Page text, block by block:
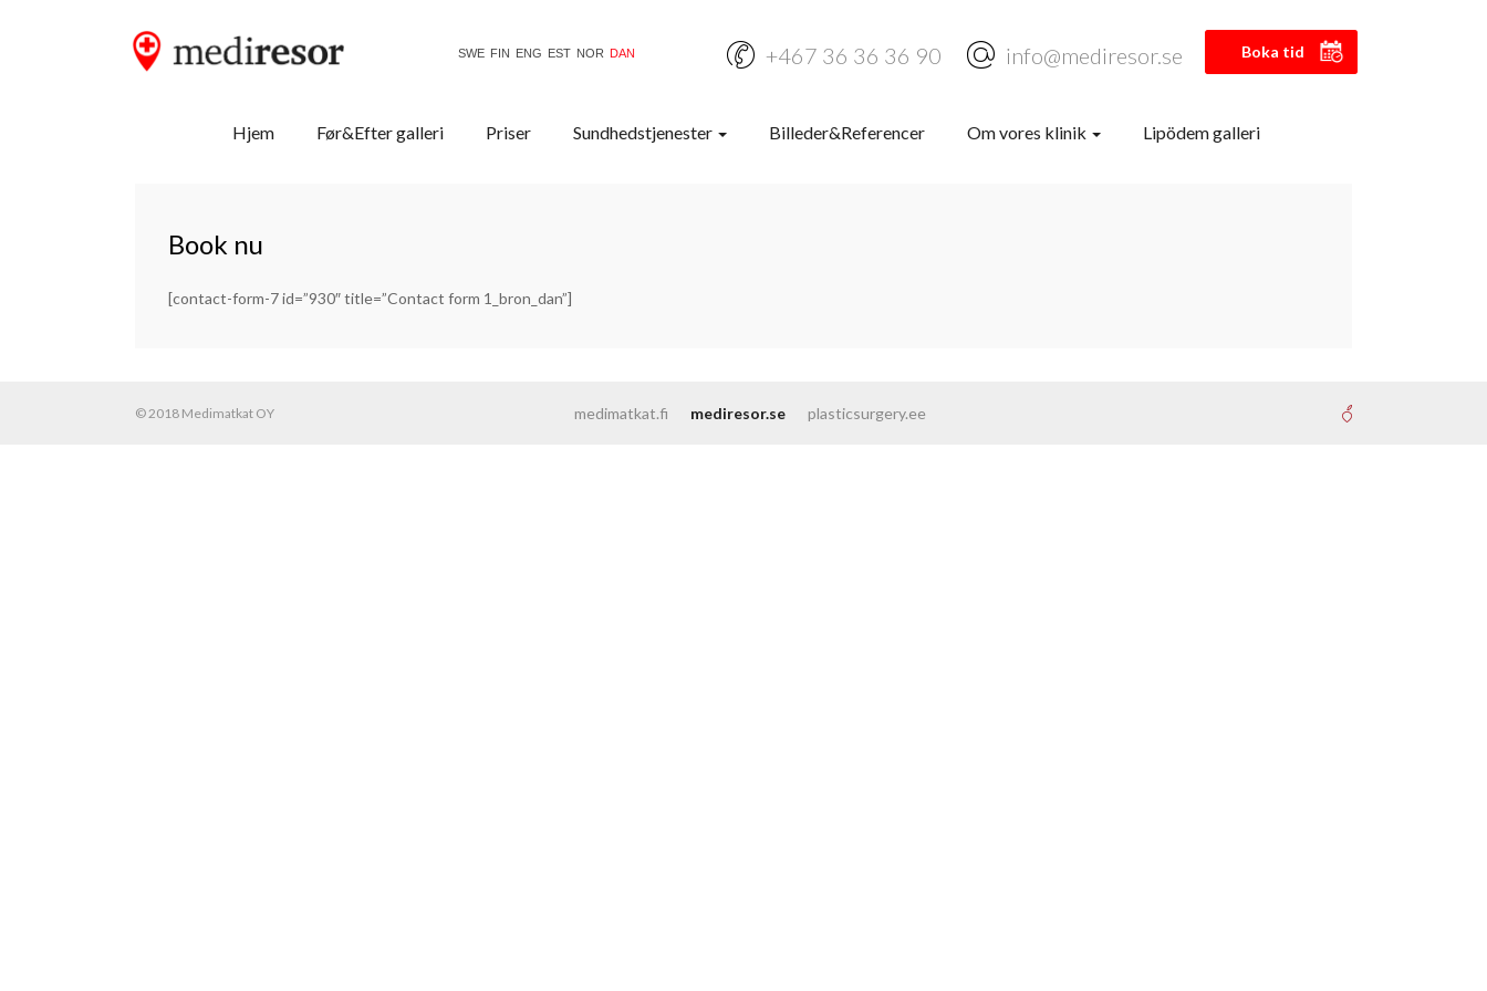
SWE FIN ENG EST NOR DAN +467 36 36 36 90 info@mediresor.se Boka tid
Mediresor.seHjem Før&Efter galleri Priser Sundhedstjenester Billeder&Referencer Om vores klinik Lipödem galleri
Book nu
[contact-form-7 id=”930″ title=”Contact form 1_bron_dan”]
© 2018 Medimatkat OY medimatkat.fi mediresor.se plasticsurgery.ee